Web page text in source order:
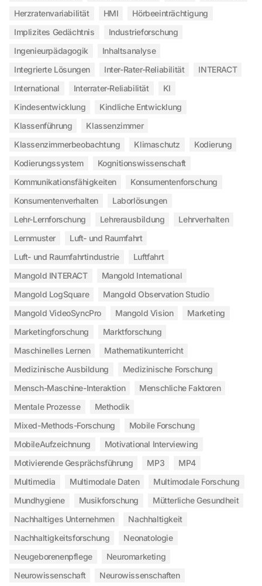
Herzratenvariabilität
HMI
Hörbeeinträchtigung
Implizites Gedächtnis
Industrieforschung
Ingenieurpädagogik
Inhaltsanalyse
Integrierte Lösungen
Inter-Rater-Reliabilität
INTERACT
International
Interrater-Reliabilität
KI
Kindesentwicklung
Kindliche Entwicklung
Klassenführung
Klassenzimmer
Klassenzimmerbeobachtung
Klimaschutz
Kodierung
Kodierungssystem
Kognitionswissenschaft
Kommunikationsfähigkeiten
Konsumentenforschung
Konsumentenverhalten
Laborlösungen
Lehr-Lernforschung
Lehrerausbildung
Lehrverhalten
Lernmuster
Luft- und Raumfahrt
Luft- und Raumfahrtindustrie
Luftfahrt
Mangold INTERACT
Mangold International
Mangold LogSquare
Mangold Observation Studio
Mangold VideoSyncPro
Mangold Vision
Marketing
Marketingforschung
Marktforschung
Maschinelles Lernen
Mathematikunterricht
Medizinische Ausbildung
Medizinische Forschung
Mensch-Maschine-Interaktion
Menschliche Faktoren
Mentale Prozesse
Methodik
Mixed-Methods-Forschung
Mobile Forschung
MobileAufzeichnung
Motivational Interviewing
Motivierende Gesprächsführung
MP3
MP4
Multimedia
Multimodale Daten
Multimodale Forschung
Mundhygiene
Musikforschung
Mütterliche Gesundheit
Nachhaltiges Unternehmen
Nachhaltigkeit
Nachhaltigkeitsforschung
Neonatologie
Neugeborenenpflege
Neuromarketing
Neurowissenschaft
Neurowissenschaften